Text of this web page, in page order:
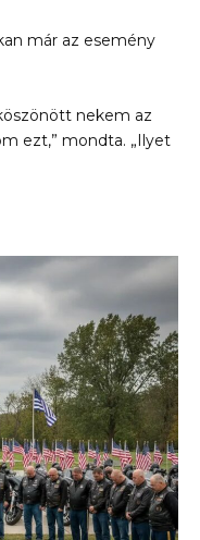
már az esemény
nekem az
ezt,” mondta. „Ilyet